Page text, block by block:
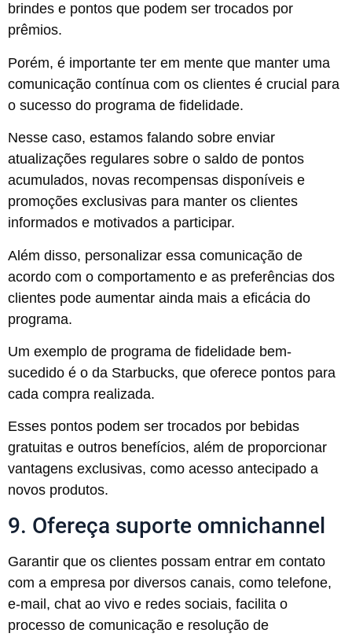
brindes e pontos que podem ser trocados por
prêmios.
Porém, é importante ter em mente que manter uma
comunicação contínua com os clientes é crucial para
o sucesso do programa de fidelidade.
Nesse caso, estamos falando sobre enviar
atualizações regulares sobre o saldo de pontos
acumulados, novas recompensas disponíveis e
promoções exclusivas para manter os clientes
informados e motivados a participar.
Além disso, personalizar essa comunicação de
acordo com o comportamento e as preferências dos
clientes pode aumentar ainda mais a eficácia do
programa.
Um exemplo de programa de fidelidade bem-
sucedido é o da Starbucks, que oferece pontos para
cada compra realizada.
Esses pontos podem ser trocados por bebidas
gratuitas e outros benefícios, além de proporcionar
vantagens exclusivas, como acesso antecipado a
novos produtos.
9. Ofereça suporte omnichannel
Garantir que os clientes possam entrar em contato
com a empresa por diversos canais, como telefone,
e-mail, chat ao vivo e redes sociais, facilita o
processo de comunicação e resolução de